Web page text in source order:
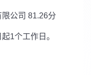
公司 81.26分
起1个工作日。